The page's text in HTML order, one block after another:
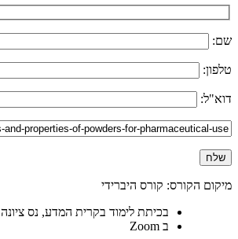
שם:
טלפון:
דוא"ל:
מיקום הקורס: קורס היברידי
בכיתת לימוד בקרית המדע, נס ציונה
ב Zoom